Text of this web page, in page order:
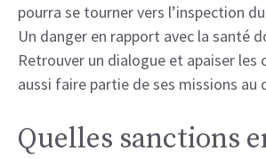
pourra se tourner vers l’inspection
Un danger en rapport avec la santé
Retrouver un dialogue et apaiser les
aussi faire partie de ses missions au
Quelles sanctions